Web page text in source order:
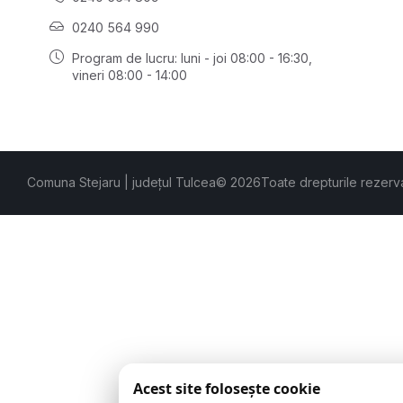
0240 564 990
Program de lucru: luni - joi 08:00 - 16:30,
vineri 08:00 - 14:00
Comuna Stejaru | județul Tulcea© 2026Toate drepturile
Acest site folosește cookie